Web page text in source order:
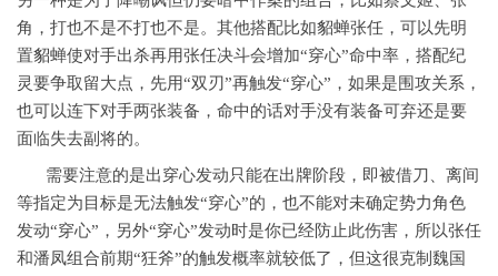
角，打也不是不打也不是。其他搭配比如貂蝉张任，可以先明
置貂蝉使对手出杀再用张任决斗会增加“穿心”命中率，搭配纪
灵要争取留大点，先用“双刃”再触发“穿心”，如果是围攻关系，
也可以连下对手两张装备，命中的话对手没有装备可弃还是要
面临失去副将的。
需要注意的是出穿心发动只能在出牌阶段，即被借刀、离间
等指定为目标是无法触发“穿心”的，也不能对未确定势力角色
发动“穿心”，另外“穿心”发动时是你已经防止此伤害，所以张任
和潘凤组合前期“狂斧”的触发概率就较低了，但这很克制魏国